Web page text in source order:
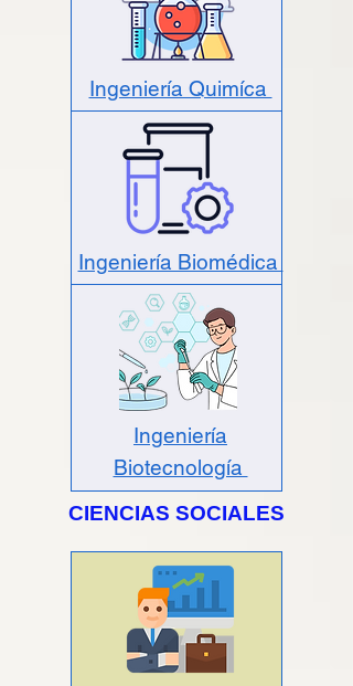
Ingeniería Quimíca
Ingeniería Biomédica
Ingeniería
Biotecnología
CIENCIAS SOCIALES